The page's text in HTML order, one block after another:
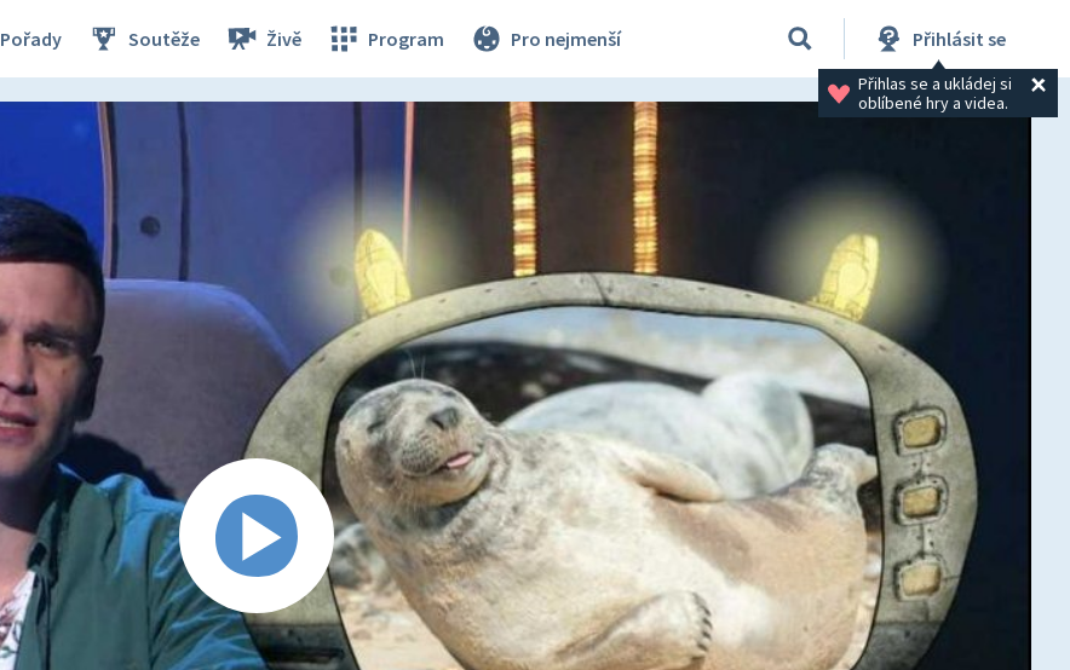
Pořady Soutěže Živě Program Pro nejmenší Přihlásit se
Přihlas se a ukládej si
oblíbené hry a videa.